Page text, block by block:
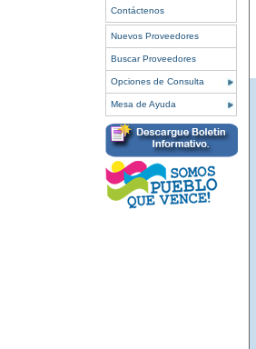
Contáctenos
Nuevos Proveedores
Buscar Proveedores
Opciones de Consulta
Mesa de Ayuda